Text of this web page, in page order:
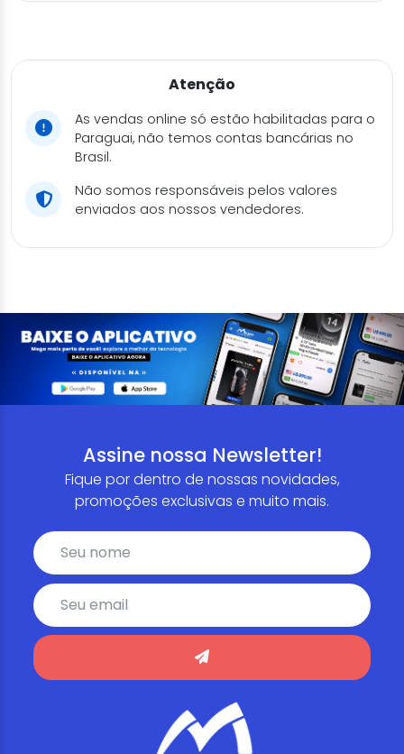
Atenção
As vendas online só estão habilitadas para o
Paraguai, não temos contas bancárias no
Brasil.
Não somos responsáveis pelos valores
enviados aos nossos vendedores.
Assine nossa Newsletter!
Fique por dentro de nossas novidades,
promoções exclusivas e muito mais.